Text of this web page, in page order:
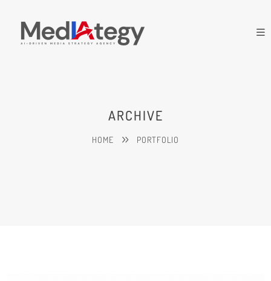
ARCHIVE
HOME PORTFOLIO